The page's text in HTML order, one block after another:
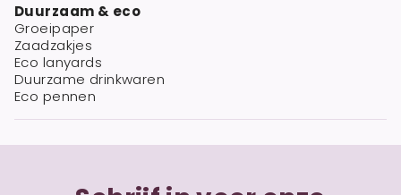
Duurzaam & eco
Groeipaper
Zaadzakjes
Eco lanyards
Duurzame drinkwaren
Eco pennen